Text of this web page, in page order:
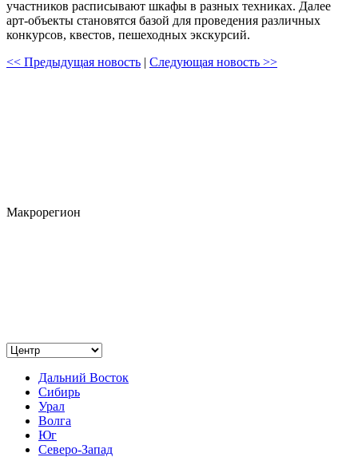
участников расписывают шкафы в разных техниках. Далее
арт-объекты становятся базой для проведения различных
конкурсов, квестов, пешеходных экскурсий.
<< Предыдущая новость | Следующая новость >>
Макрорегион
Дальний Восток
Сибирь
Урал
Волга
Юг
Северо-Запад